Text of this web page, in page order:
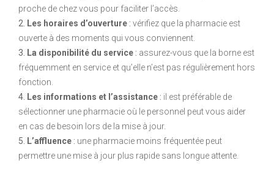
proche de chez vous pour faciliter l’accès.
2.
Les horaires d’ouverture : vérifiez que la pharmacie est
ouverte à des moments qui vous conviennent.
3.
La disponibilité du service : assurez-vous que la borne est
fréquemment en service et qu’elle n’est pas régulièrement hors
fonction.
4. Les informations et l’assistance : il est préférable de
sélectionner une pharmacie où le personnel peut vous aider
en cas de besoin lors de la mise à jour.
5.
L’affluence : une pharmacie moins fréquentée peut
permettre une mise à jour plus rapide sans longue attente.